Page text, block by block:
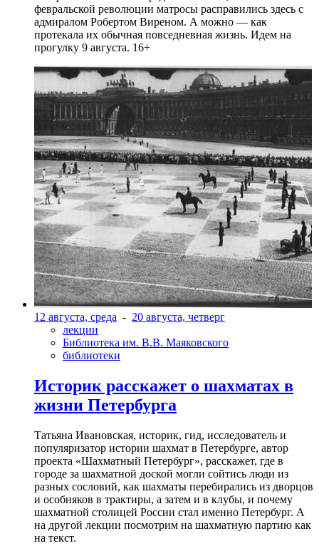
февральской революции матросы расправились здесь с
адмиралом Робертом Виреном. А можно — как
протекала их обычная повседневная жизнь. Идем на
прогулку 9 августа. 16+
12 августа, среда - 20 августа, четверг
лекции
Библиотека им. В.В. Маяковского
библиотеки
Историк расскажет о шахматах в
жизни Петербурга
Татьяна Ивановская, историк, гид, исследователь и
популяризатор истории шахмат в Петербурге, автор
проекта «Шахматный Петербург», расскажет, где в
городе за шахматной доской могли сойтись люди из
разных сословий, как шахматы перебирались из дворцов
и особняков в трактиры, а затем и в клубы, и почему
шахматной столицей России стал именно Петербург. А
на другой лекции посмотрим на шахматную партию как
на текст.